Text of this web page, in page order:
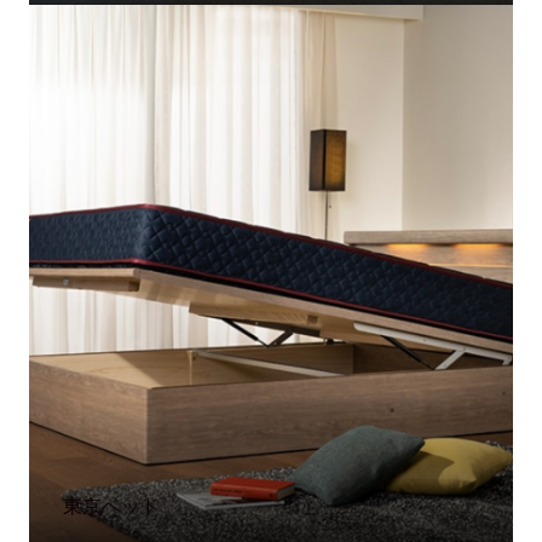
東京ベッド